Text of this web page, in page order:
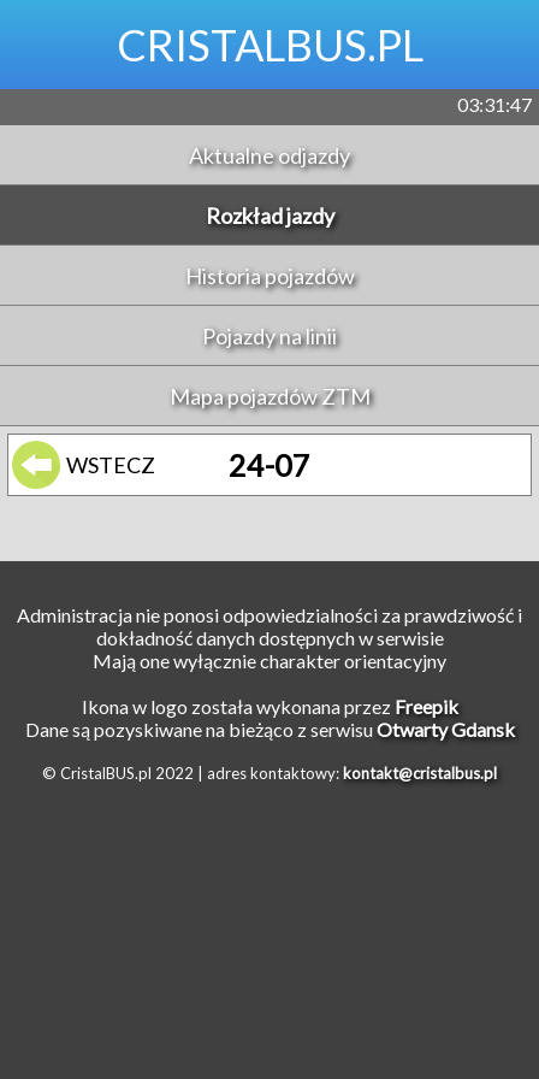
CRISTALBUS.PL
03:31:47
Aktualne odjazdy
Rozkład jazdy
Historia pojazdów
Pojazdy na linii
Mapa pojazdów ZTM
WSTECZ 24-07
Administracja nie ponosi odpowiedzialności za prawdziwość i
dokładność danych dostępnych w serwisie
Mają one wyłącznie charakter orientacyjny
Ikona w logo została wykonana przez Freepik
Dane są pozyskiwane na bieżąco z serwisuOtwarty Gdansk
© CristalBUS.pl 2022 | adres kontaktowy: kontakt@cristalbus.pl